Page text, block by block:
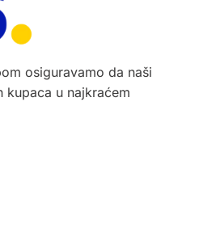
osiguravamo da naši
kupaca u najkraćem